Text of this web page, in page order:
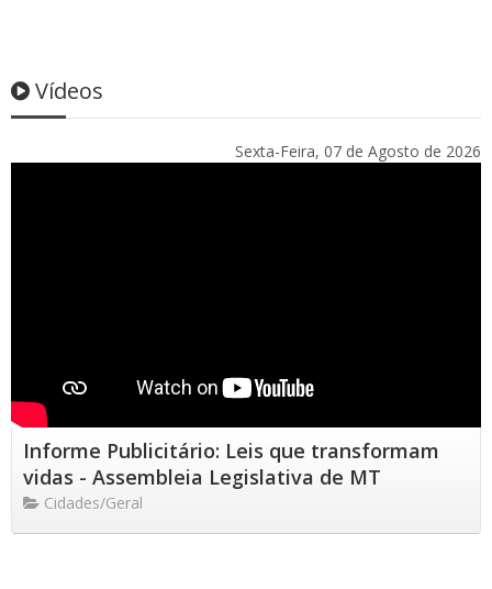
Vídeos
Sexta-Feira, 07 de Agosto de 2026
Informe Publicitário: Leis que transformam
vidas - Assembleia Legislativa de MT
Cidades/Geral